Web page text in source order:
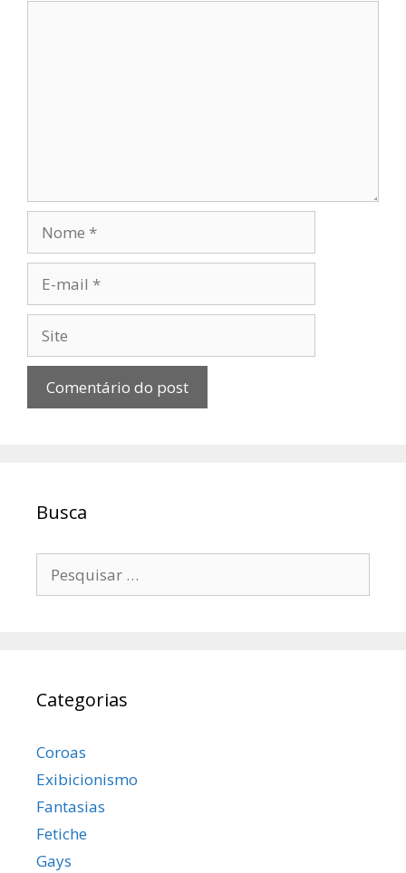
mail
Busca
por:
Categorias
Coroas
Exibicionismo
Fantasias
Fetiche
Gays